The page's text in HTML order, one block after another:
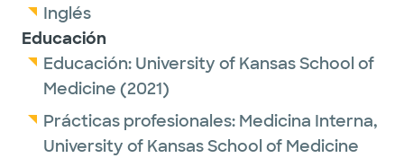
Inglés
Educación
Educación: University of Kansas School of
Medicine (2021)
Prácticas profesionales: Medicina Interna,
University of Kansas School of Medicine